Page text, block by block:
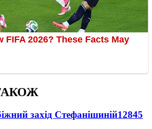
захід Стефанішиній12845